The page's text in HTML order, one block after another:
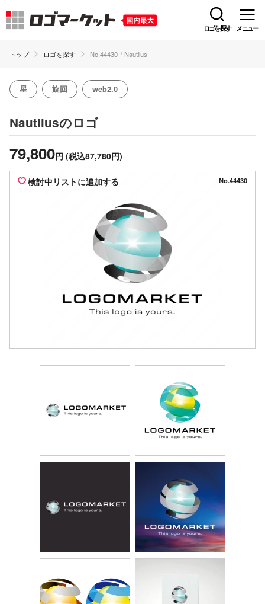
ロゴを探す メニュー
トップ ロゴを探す No.44430「Nautilus」
星 旋回 web2.0
Nautilusのロゴ
79,800円 (税込87,780円)
検討中リストに追加する No.44430